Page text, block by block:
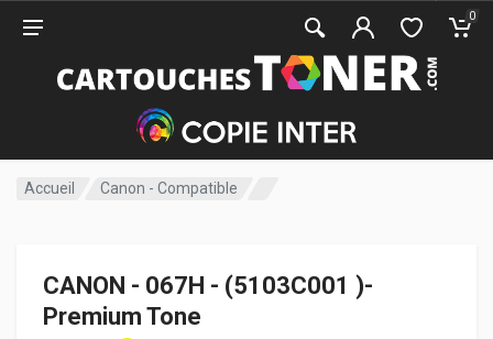
0
Accueil Canon - Compatible
CANON - 067H - (5103C001 )-
Premium Tone